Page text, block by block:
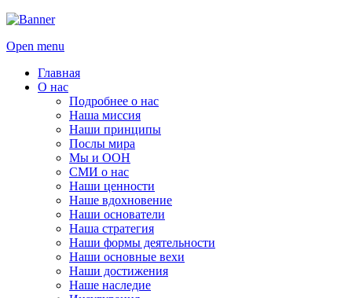
Open menu
Главная
О нас
Подробнее о нас
Наша миссия
Наши принципы
Послы мира
Мы и ООН
СМИ о нас
Наши ценности
Наше вдохновение
Наши основатели
Наша стратегия
Наши формы деятельности
Наши основные вехи
Наши достижения
Наше наследие